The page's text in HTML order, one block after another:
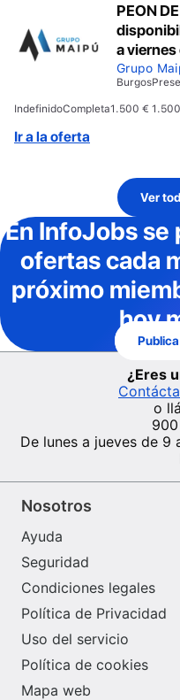
PEON
a
Grupo
Burgos
IndefinidoCompleta1.500 €
Ir a la oferta
Ver
En InfoJobsse
ofertas cada
próximo
hoy
¿Eres
o
De lunes a jueves de 9
Nosotros
Ayuda
Seguridad
Condiciones legales
Política de Privacidad
Uso del servicio
Política de cookies
Mapa web